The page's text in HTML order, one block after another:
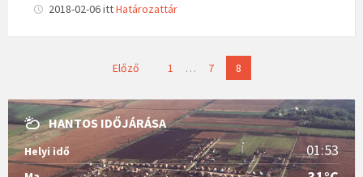
2018-02-06ittHatározattár
j
e
g
y
Előző 1 … 7 8
HANTOS IDŐJÁRÁSA
Helyi idő 01:53